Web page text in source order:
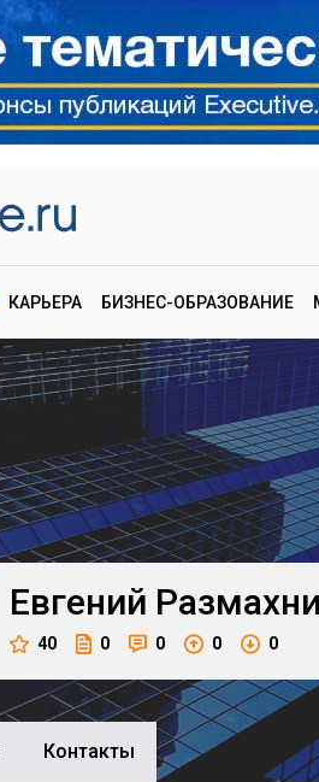
КАРЬЕРА БИЗНЕС-ОБРАЗОВАНИЕ
Евгений
40 0 0 0 0
Контакты